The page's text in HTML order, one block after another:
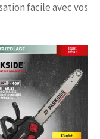
facile avec vos